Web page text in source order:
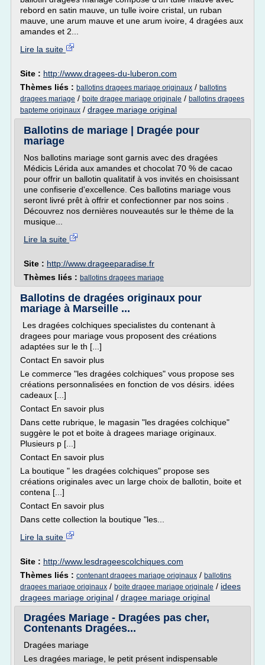
rebord en satin mauve, un tulle ivoire cristal, un ruban
mauve, une arum mauve et une arum ivoire, 4 dragées aux
amandes et 2...
Lire la suite
Site : http://www.dragees-du-luberon.com
Thèmes liés : ballotins dragees mariage originaux / ballotins
dragees mariage / boite dragee mariage originale / ballotins dragees
bapteme originaux / dragee mariage original
Ballotins de mariage | Dragée pour
mariage
Nos ballotins mariage sont garnis avec des dragées
Médicis Lérida aux amandes et chocolat 70 % de cacao
pour offrir un ballotin qualitatif à vos invités en choisissant
une confiserie d'excellence. Ces ballotins mariage vous
seront livré prêt à offrir et confectionner par nos soins .
Découvrez nos dernières nouveautés sur le thème de la
musique...
Lire la suite
Site : http://www.drageeparadise.fr
Thèmes liés : ballotins dragees mariage
Ballotins de dragées originaux pour
mariage à Marseille ...
Les dragées colchiques specialistes du contenant à
dragees pour mariage vous proposent des créations
adaptées sur le th [...]
Contact En savoir plus
Le commerce "les dragées colchiques" vous propose ses
créations personnalisées en fonction de vos désirs. idées
cadeaux [...]
Contact En savoir plus
Dans cette rubrique, le magasin "les dragées colchique"
suggère le pot et boite à dragees mariage originaux.
Plusieurs p [...]
Contact En savoir plus
La boutique " les dragées colchiques" propose ses
créations originales avec un large choix de ballotin, boite et
contena [...]
Contact En savoir plus
Dans cette collection la boutique "les...
Lire la suite
Site : http://www.lesdrageescolchiques.com
Thèmes liés : contenant dragees mariage originaux / ballotins
dragees mariage originaux / boite dragee mariage originale / idees
dragees mariage original / dragee mariage original
Dragées Mariage - Dragées pas cher,
Contenants Dragées...
Dragées mariage
Les dragées mariage, le petit présent indispensable